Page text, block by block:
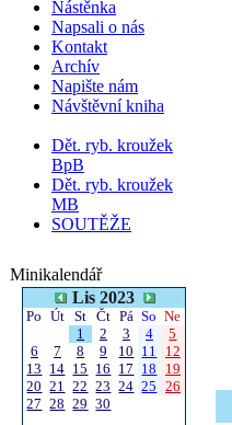
Nástěnka
Napsali o nás
Kontakt
Archív
Napište nám
Návštěvní kniha
Dět. ryb. kroužek
BpB
Dět. ryb. kroužek
MB
SOUTĚŽE
Minikalendář
Lis 2023
Po Út St Čt Pá So Ne
1
2 3 4
5
6
7 8 9 10 11
12
13 14 15 16 17 18
19
20 21 22 23 24 25 26
27 28 29 30